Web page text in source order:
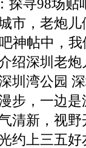
探寻98场
市，老炮
神帖中，
绍深圳老
圳湾公园
步，一边
清新，视
约上三五